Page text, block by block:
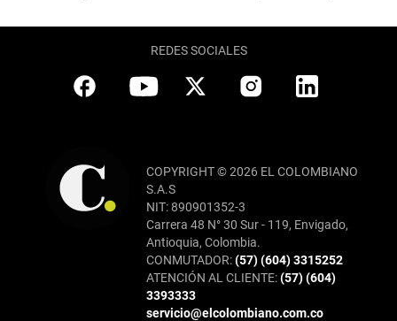
REDES SOCIALES
COPYRIGHT © 2026 EL COLOMBIANO
S.A.S
NIT: 890901352-3
Carrera 48 N° 30 Sur - 119, Envigado,
Antioquia, Colombia.
CONMUTADOR:(57) (604) 3315252
ATENCIÓN AL CLIENTE:(57) (604)
3393333
servicio@elcolombiano.com.co